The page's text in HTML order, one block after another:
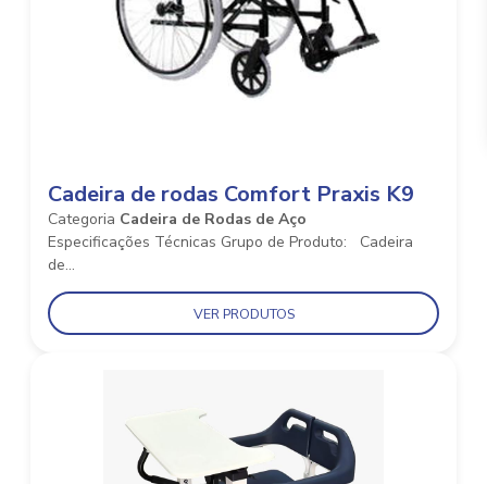
Cadeira de rodas Comfort Praxis K9
Categoria Cadeira de Rodas de Aço
Especificações Técnicas Grupo de Produto: Cadeira
de...
VER PRODUTOS